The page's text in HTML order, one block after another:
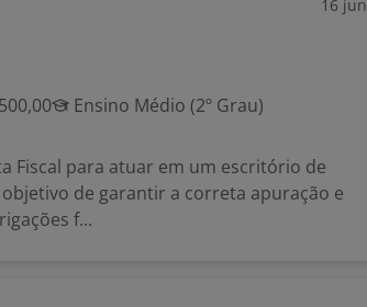
16 jun
Ensino Médio (2º Grau)
Fiscal para atuar em um escritório de
de garantir a correta apuração e
f...